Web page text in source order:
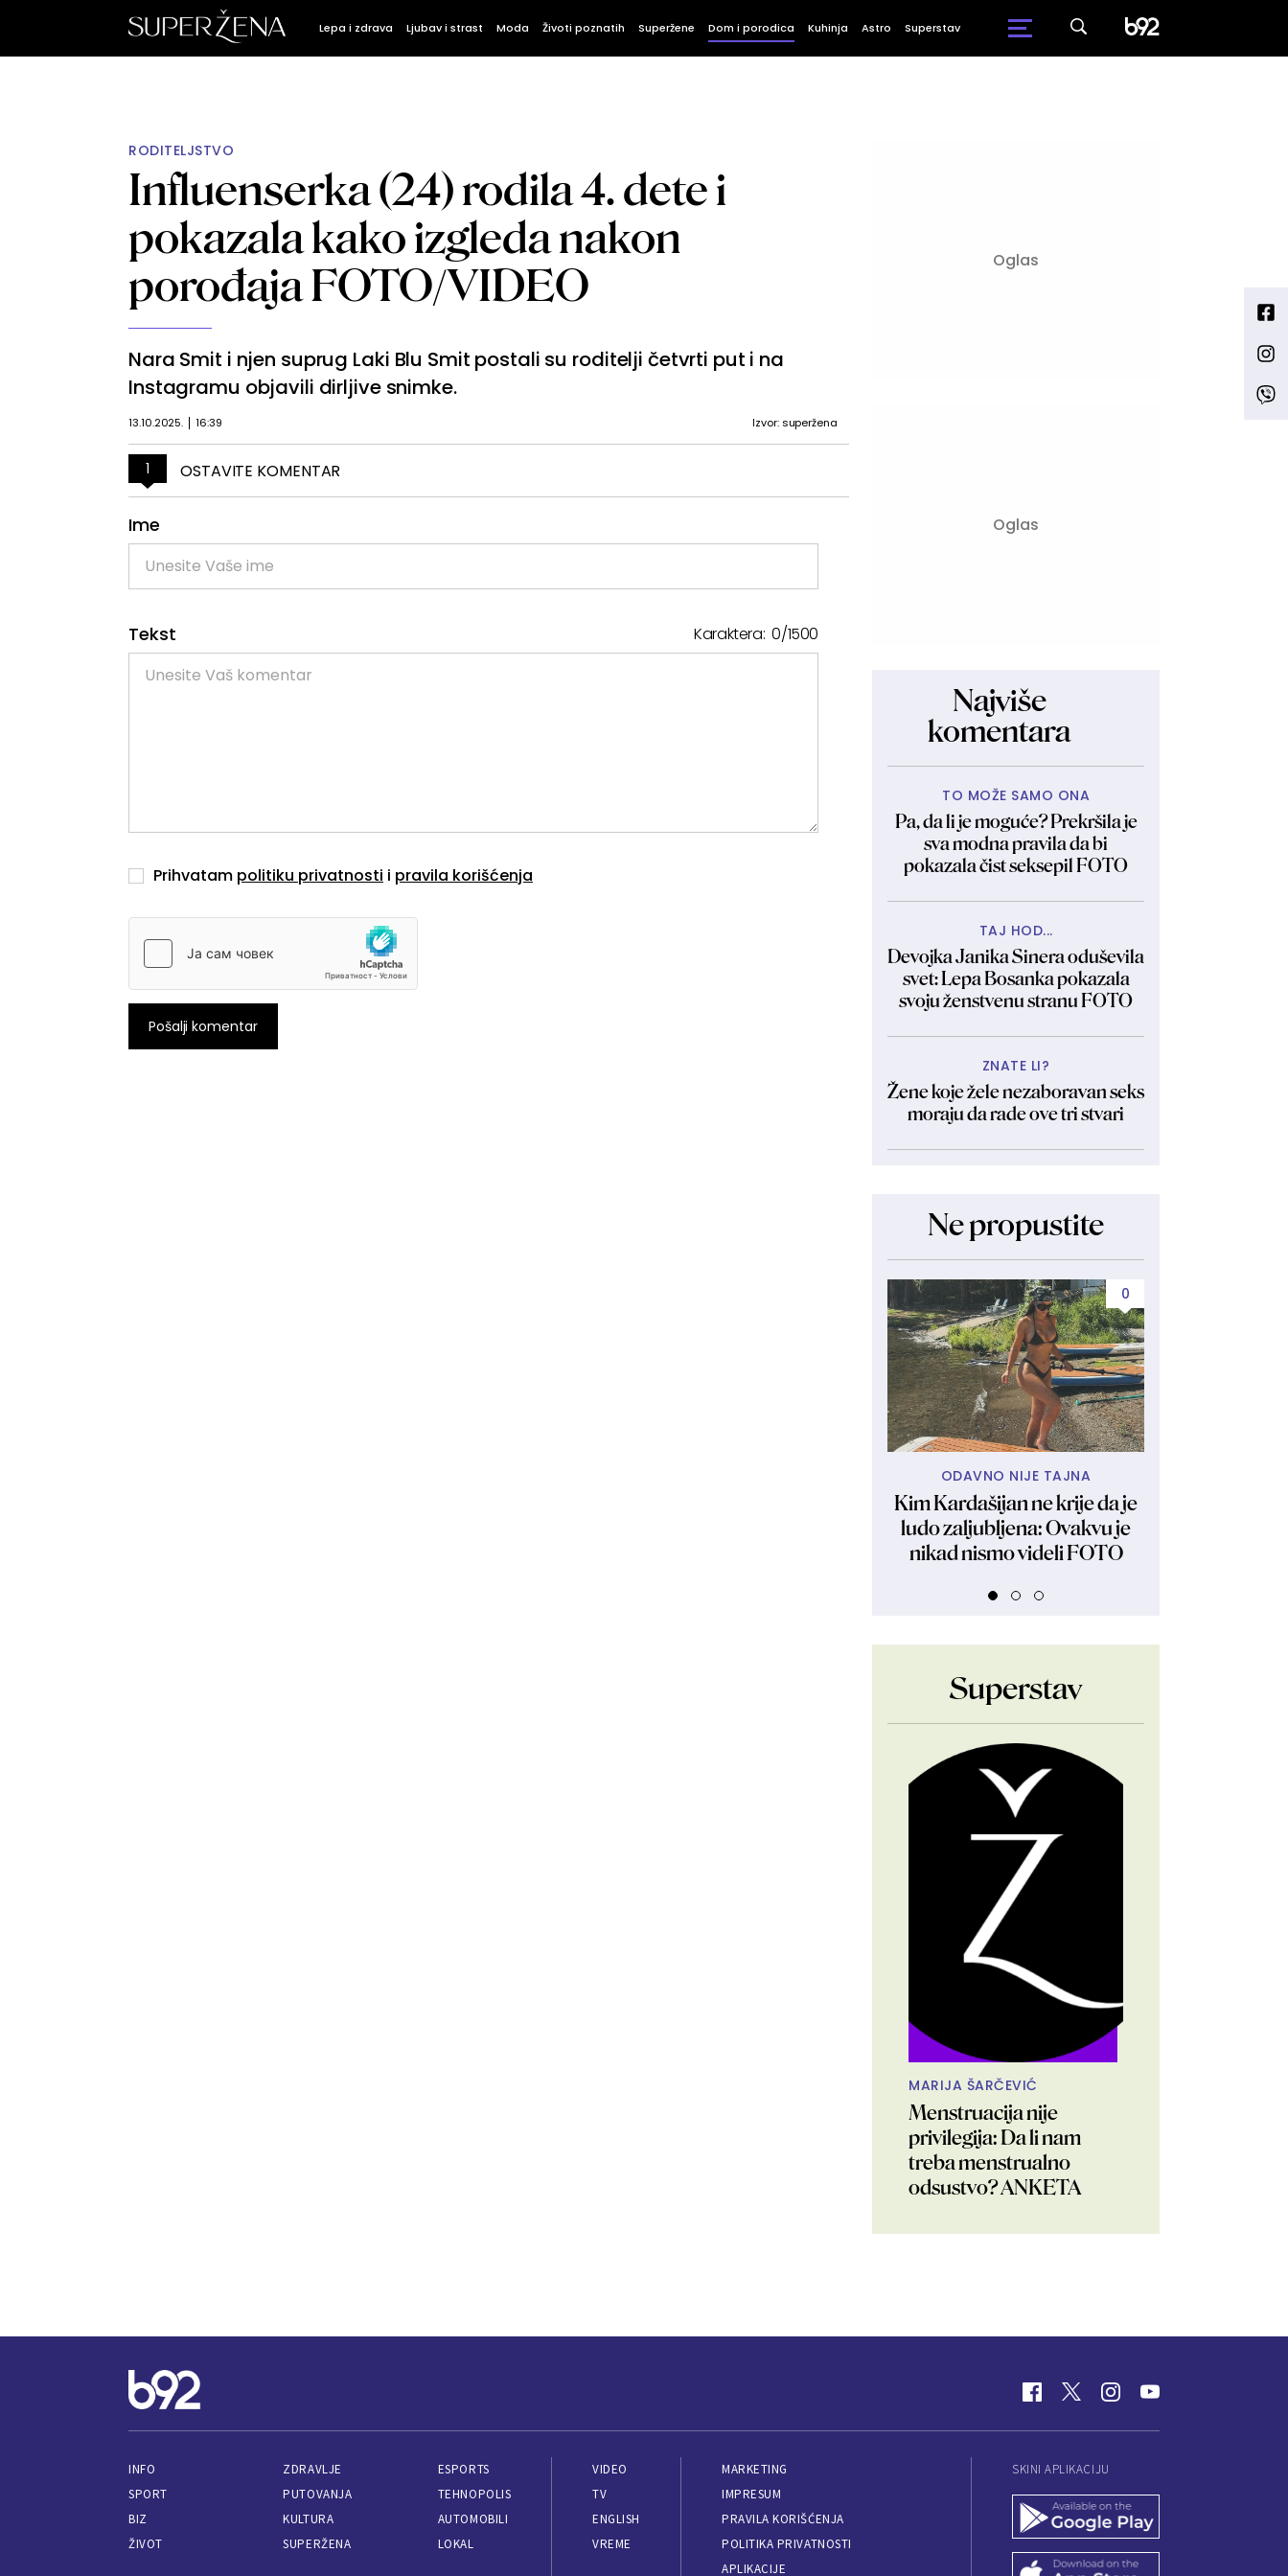
Lepa i zdrava Ljubav i strast Moda Životi poznatih Superžene Dom i porodica Kuhinja Astro Superstav
RODITELJSTVO
Influenserka (24) rodila 4. dete i
pokazala kako izgleda nakon
porođaja FOTO/VIDEO
Nara Smit i njen suprug Laki Blu Smit postali su roditelji četvrti put i na
Instagramu objavili dirljive snimke.
13.10.2025. 16:39 Izvor: superžena
1 OSTAVITE KOMENTAR
Ime
Tekst Karaktera:0/1500
Prihvatam politiku privatnosti i pravila korišćenja
Pošalji komentar
Najviše
komentara
TO MOŽE SAMO ONA
Pa, da li je moguće? Prekršila je
sva modna pravila da bi
pokazala čist seksepil FOTO
TAJ HOD...
Devojka Janika Sinera oduševila
svet: Lepa Bosanka pokazala
svoju ženstvenu stranu FOTO
ZNATE LI?
Žene koje žele nezaboravan seks
moraju da rade ove tri stvari
Ne propustite
0
ODAVNO NIJE TAJNA
Kim Kardašijan ne krije da je
ludo zaljubljena: Ovakvu je
nikad nismo videli FOTO
Superstav
MARIJA ŠARČEVIĆ
Menstruacija nije
privilegija: Da li nam
treba menstrualno
odsustvo? ANKETA
INFO
SPORT
BIZ
ŽIVOT
ZDRAVLJE
PUTOVANJA
KULTURA
SUPERŽENA
ESPORTS
TEHNOPOLIS
AUTOMOBILI
LOKAL
VIDEO
TV
ENGLISH
VREME
MARKETING
IMPRESUM
PRAVILA KORIŠĆENJA
POLITIKA PRIVATNOSTI
APLIKACIJE
SKINI APLIKACIJU